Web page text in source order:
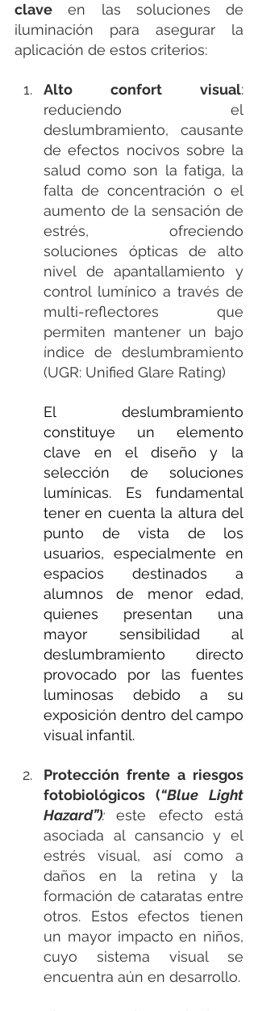
clave en las soluciones de
iluminación para asegurar la
aplicación de estos criterios:
Alto confort visual:
reduciendo el
deslumbramiento, causante
de efectos nocivos sobre la
salud como son la fatiga, la
falta de concentración o el
aumento de la sensación de
estrés, ofreciendo
soluciones ópticas de alto
nivel de apantallamiento y
control lumínico a través de
multi-reflectores que
permiten mantener un bajo
índice de deslumbramiento
(UGR: Unified Glare Rating)
El deslumbramiento
constituye un elemento
clave en el diseño y la
selección de soluciones
lumínicas. Es fundamental
tener en cuenta la altura del
punto de vista de los
usuarios, especialmente en
espacios destinados a
alumnos de menor edad,
quienes presentan una
mayor sensibilidad al
deslumbramiento directo
provocado por las fuentes
luminosas debido a su
exposición dentro del campo
visual infantil.
Protección frente a riesgos
fotobiológicos (“Blue Light
Hazard”): este efecto
está
asociada al cansancio y el
estrés visual, así como a
daños en la retina y la
formación de cataratas entre
otros. Estos efectos tienen
un mayor impacto en niños,
cuyo sistema visual se
encuentra aún en desarrollo.